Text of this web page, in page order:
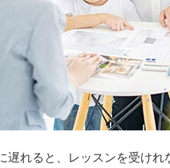
遅れると、レッスンを受け